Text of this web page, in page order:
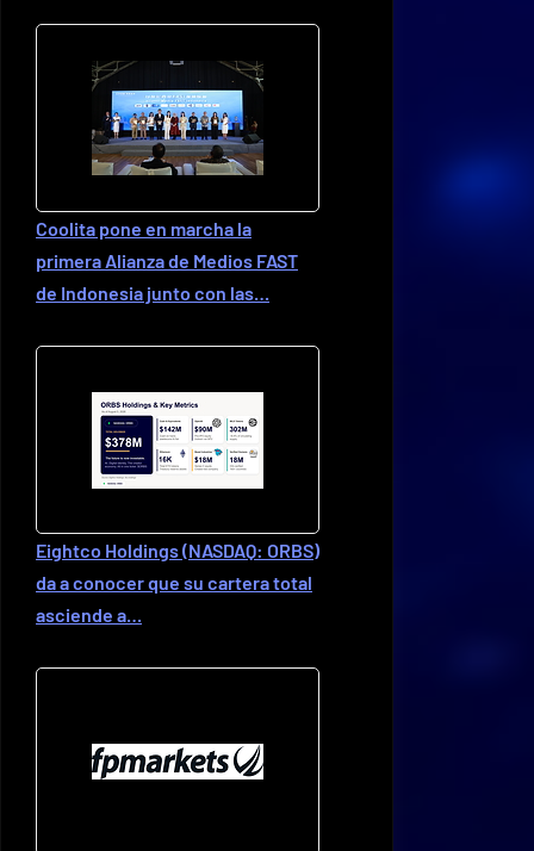
Coolita pone en marcha la
primera Alianza de Medios FAST
de Indonesia junto con las…
Eightco Holdings (NASDAQ: ORBS)
da a conocer que su cartera total
asciende a…